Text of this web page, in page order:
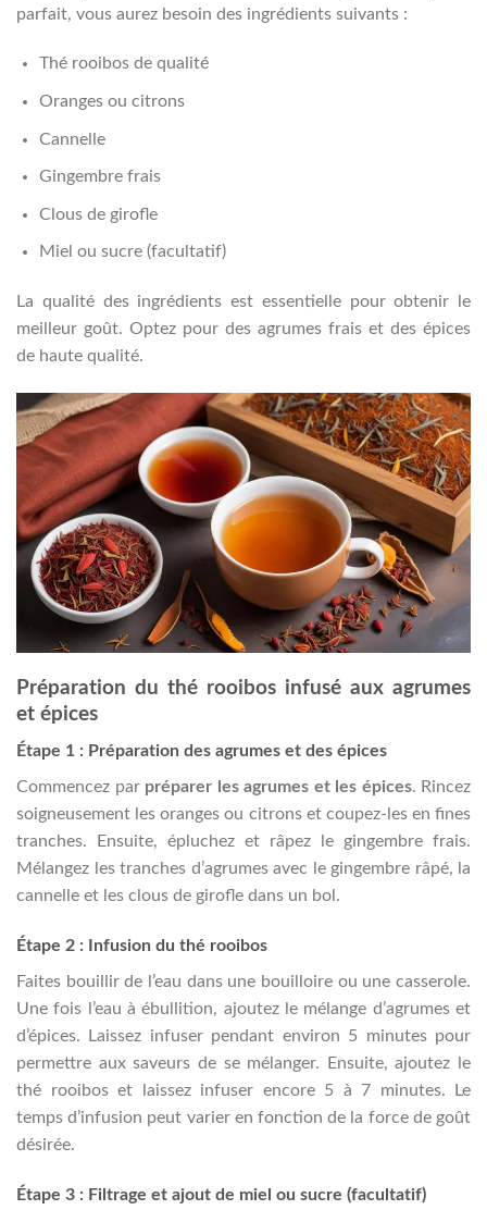
parfait, vous aurez besoin des ingrédients suivants :
Thé rooibos de qualité
Oranges ou citrons
Cannelle
Gingembre frais
Clous de girofle
Miel ou sucre (facultatif)
La qualité des ingrédients est essentielle pour obtenir le
meilleur goût. Optez pour des agrumes frais et des épices
de haute qualité.
Préparation du thé rooibos infusé aux agrumes
et épices
Étape 1 : Préparation des agrumes et des épices
Commencez par préparer les agrumes et les épices. Rincez
soigneusement les oranges ou citrons et coupez-les en fines
tranches. Ensuite, épluchez et râpez le gingembre frais.
Mélangez les tranches d’agrumes avec le gingembre râpé, la
cannelle et les clous de girofle dans un bol.
Étape 2 : Infusion du thé rooibos
Faites bouillir de l’eau dans une bouilloire ou une casserole.
Une fois l’eau à ébullition, ajoutez le mélange d’agrumes et
d’épices. Laissez infuser pendant environ 5 minutes pour
permettre aux saveurs de se mélanger. Ensuite, ajoutez le
thé rooibos et laissez infuser encore 5 à 7 minutes. Le
temps d’infusion peut varier en fonction de la force de goût
désirée.
Étape 3 : Filtrage et ajout de miel ou sucre (facultatif)